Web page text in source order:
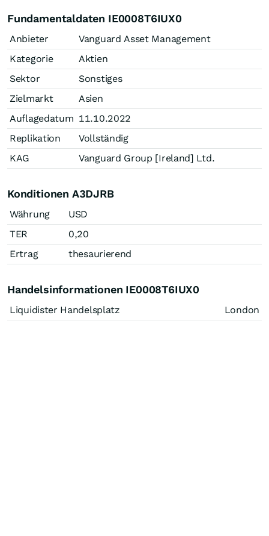
Fundamentaldaten IE0008T6IUX0
Anbieter
Vanguard Asset Management
Kategorie
Aktien
Sektor
Sonstiges
Zielmarkt
Asien
Auflagedatum 11.10.2022
Replikation
Vollständig
KAG
Vanguard Group [Ireland] Ltd.
Konditionen A3DJRB
Währung
USD
TER
0,20
Ertrag
thesaurierend
Handelsinformationen IE0008T6IUX0
Liquidister Handelsplatz London